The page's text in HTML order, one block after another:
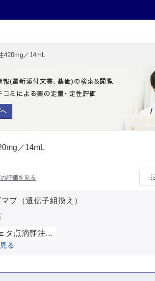
420mg／14mL
／14mL
評価を見る
ブ（遺伝子組換え）
タ点滴静注...
る